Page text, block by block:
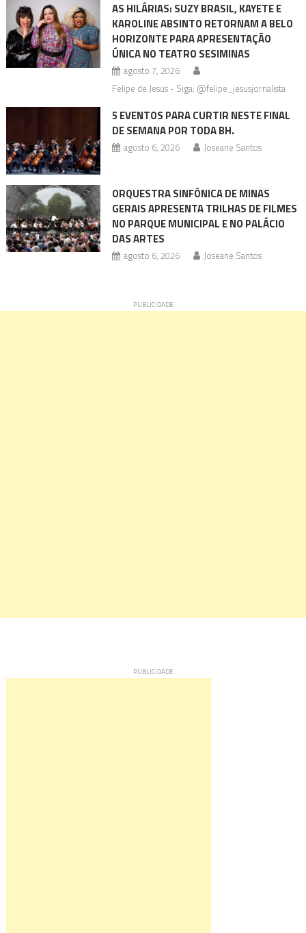
AS HILÁRIAS: SUZY BRASIL, KAYETE E
KAROLINE ABSINTO RETORNAM A BELO
HORIZONTE PARA APRESENTAÇÃO
ÚNICA NO TEATRO SESIMINAS
agosto 7, 2026
Felipe de Jesus - Siga: @felipe_jesusjornalista
5 EVENTOS PARA CURTIR NESTE FINAL
DE SEMANA POR TODA BH.
agosto 6, 2026 Joseane Santos
ORQUESTRA SINFÔNICA DE MINAS
GERAIS APRESENTA TRILHAS DE FILMES
NO PARQUE MUNICIPAL E NO PALÁCIO
DAS ARTES
agosto 6, 2026 Joseane Santos